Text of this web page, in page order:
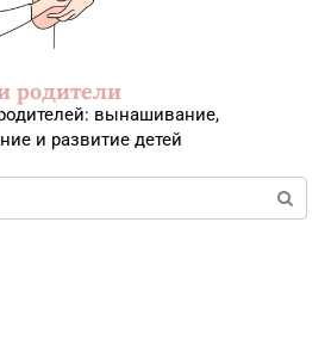
родители
вынашивание,
и развитие детей